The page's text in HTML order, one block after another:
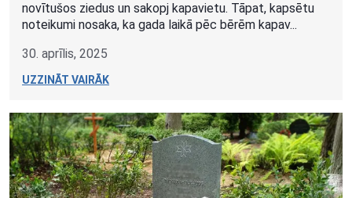
novītušos ziedus un sakopj kapavietu. Tāpat, kapsētu
noteikumi nosaka, ka gada laikā pēc bērēm kapav...
30. aprīlis, 2025
UZZINĀT VAIRĀK